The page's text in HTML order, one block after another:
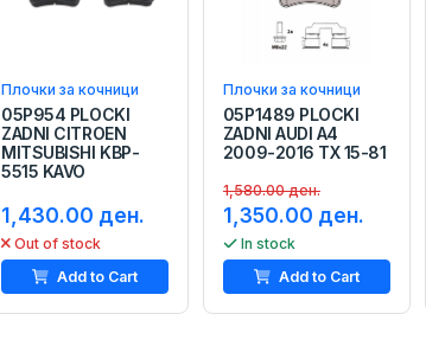
Плочки за кочници
05P954 PLOCKI
ZADNI CITROEN
MITSUBISHI KBP-
5515 KAVO
1,430.00 ден.
Out of stock
Add to Cart
Плочки за кочници
05P1489 PLOCKI
ZADNI AUDI A4
2009-2016 TX 15-81
1,580.00 ден.
1,350.00 ден.
In stock
Add to Cart